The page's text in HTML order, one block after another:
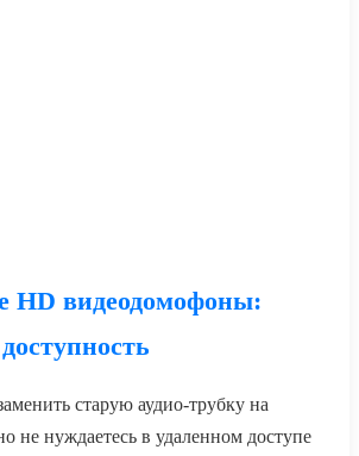
HD видеодомофоны:
старую аудио-трубку на
не нуждаетесь в удаленном доступе